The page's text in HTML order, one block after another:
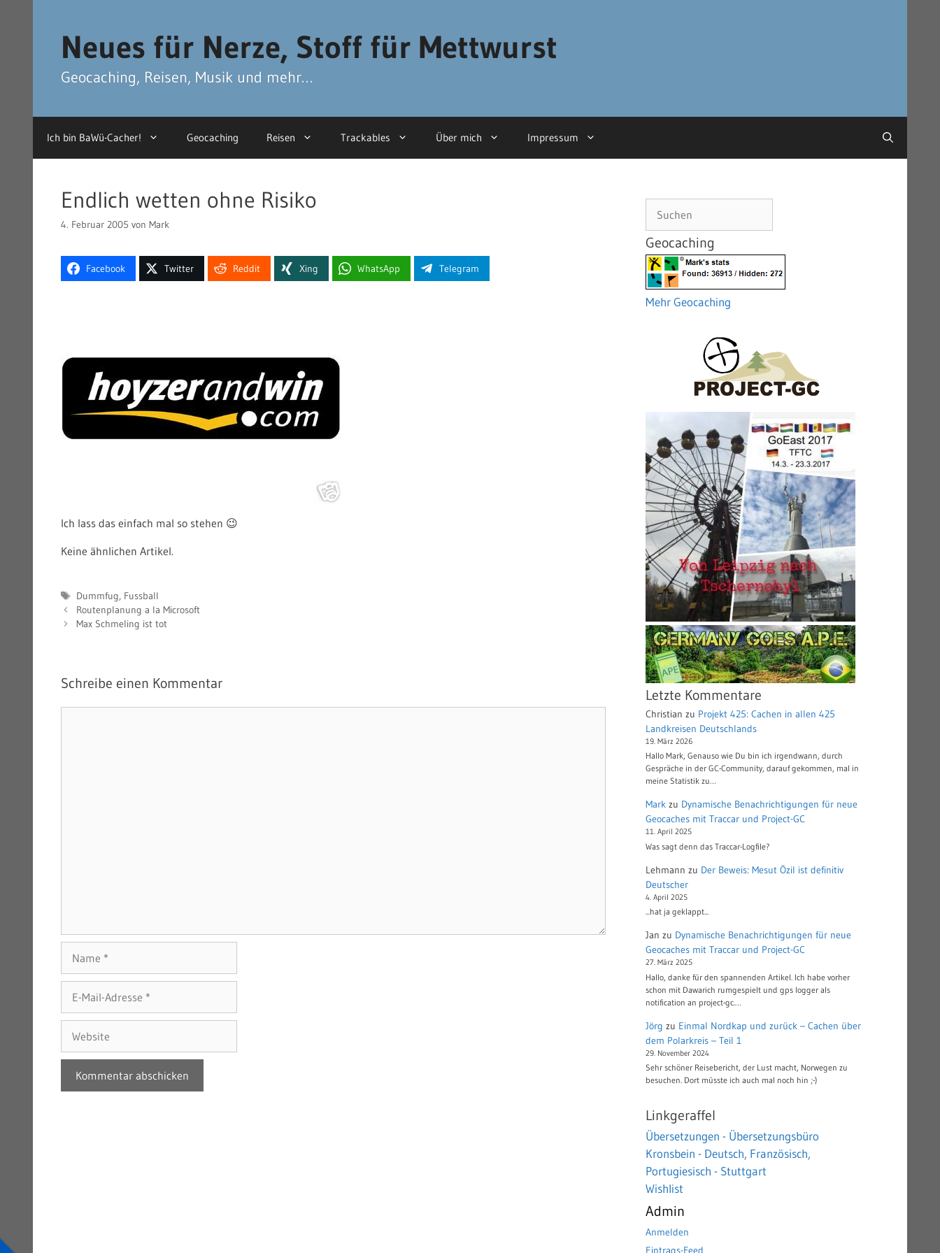
Neues für Nerze, Stoff für Mettwurst
Geocaching, Reisen, Musik und mehr…
Ich bin BaWü-Cacher! Geocaching Reisen Trackables Über mich Impressum
Endlich wetten ohne Risiko
4. Februar 2005 von Mark
Facebook Twitter Reddit Xing WhatsApp Telegram
Ich lass das einfach mal so stehen 😉
Keine ähnlichen Artikel.
Schlagwörter
Dummfug, Fussball
Routenplanung a la Microsoft
Max Schmeling ist tot
Schreibe einen Kommentar
Mail-
Adresse
Geocaching
Mehr Geocaching
Letzte Kommentare
Christian zu Projekt 425: Cachen in allen 425
Landkreisen Deutschlands
19. März 2026
Hallo Mark, Genauso wie Du bin ich irgendwann, durch
Gespräche in der GC-Community, darauf gekommen, mal in
meine Statistik zu…
Mark zu Dynamische Benachrichtigungen für neue
Geocaches mit Traccar und Project-GC
11. April 2025
Was sagt denn das Traccar-Logfile?
Lehmann zu Der Beweis: Mesut Özil ist definitiv
Deutscher
4. April 2025
...hat ja geklappt...
Jan zu Dynamische Benachrichtigungen für neue
Geocaches mit Traccar und Project-GC
27. März 2025
Hallo, danke für den spannenden Artikel. Ich habe vorher
schon mit Dawarich rumgespielt und gps logger als
notification an project-gc.…
Jörg zu Einmal Nordkap und zurück – Cachen über
dem Polarkreis – Teil 1
29. November 2024
Sehr schöner Reisebericht, der Lust macht, Norwegen zu
besuchen. Dort müsste ich auch mal noch hin ;-)
Linkgeraffel
Übersetzungen - Übersetzungsbüro
Kronsbein - Deutsch, Französisch,
Portugiesisch - Stuttgart
Wishlist
Admin
Anmelden
Eintrags-Feed